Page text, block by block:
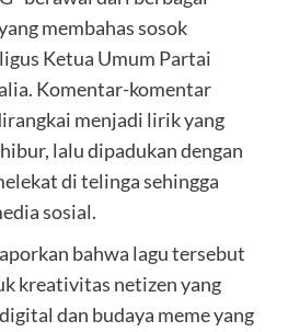
membahas sosok
Ketua Umum Partai
Komentar-komentar
menjadi lirik yang
lalu dipadukan dengan
di telinga sehingga
sosial.
bahwa lagu tersebut
kreativitas netizen yang
dan budaya meme yang